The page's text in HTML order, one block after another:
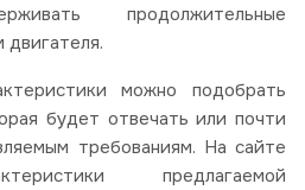
продолжительные
двигателя.
можно подобрать
будет отвечать или почти
требованиям. На сайте
предлагаемой